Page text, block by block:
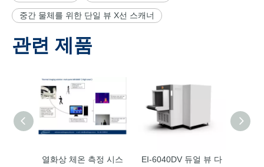
중간 물체를 위한 단일 뷰 X선 스캐너
관련 제품
열화상 체온 측정 시스
EI-6040DV 듀얼 뷰 다